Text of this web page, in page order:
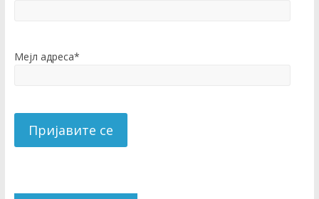
Мејл адреса*